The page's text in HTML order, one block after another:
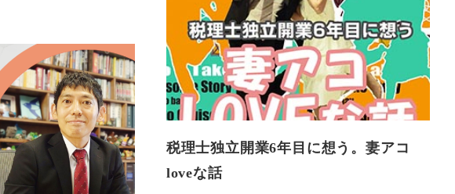
税理士独立開業6年目に想う。妻アコ
loveな話